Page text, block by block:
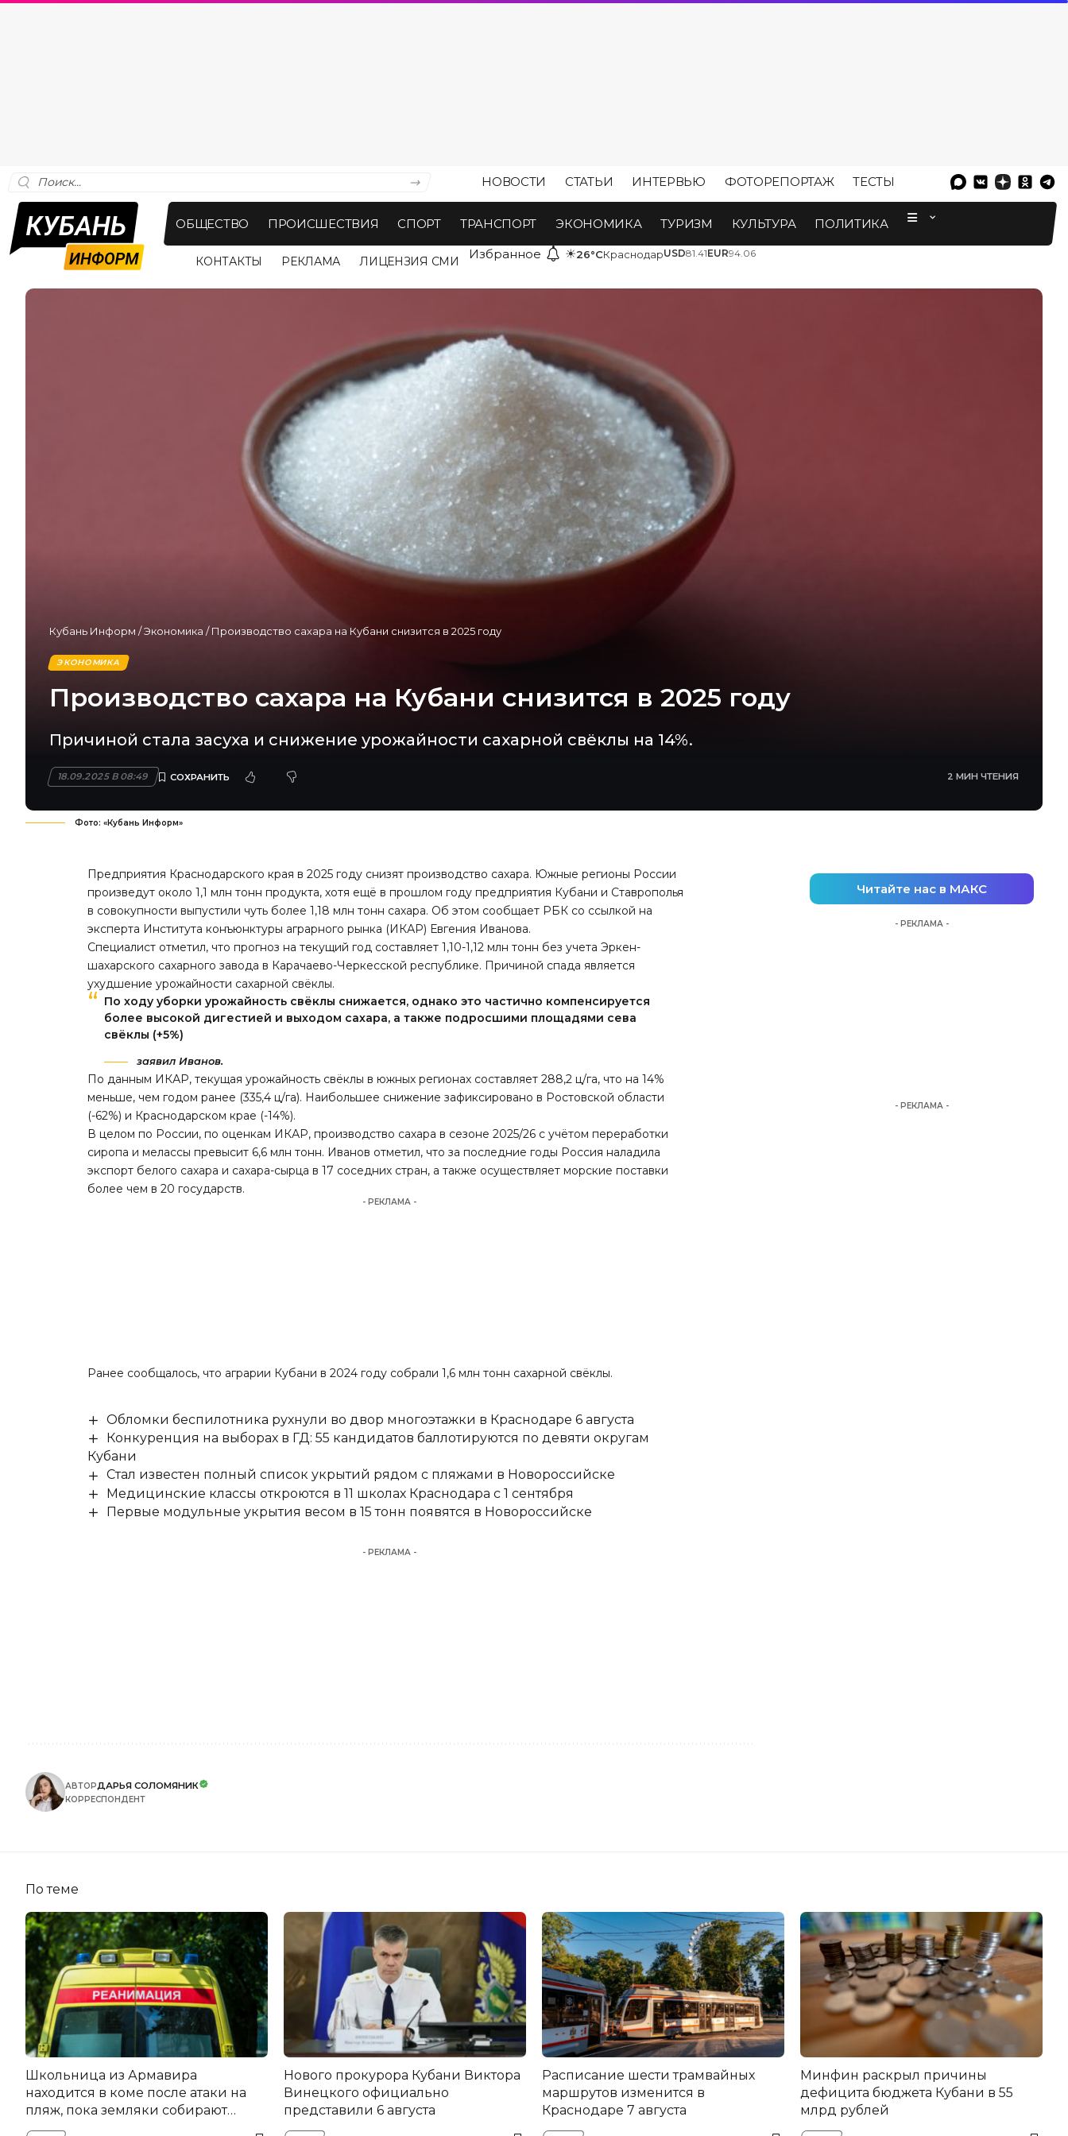
НОВОСТИ СТАТЬИ ИНТЕРВЬЮ ФОТОРЕПОРТАЖ ТЕСТЫ
ОБЩЕСТВО ПРОИСШЕСТВИЯ СПОРТ ТРАНСПОРТ ЭКОНОМИКА ТУРИЗМ КУЛЬТУРА ПОЛИТИКА
КОНТАКТЫ РЕКЛАМА ЛИЦЕНЗИЯ СМИ Избранное ☀26°CКраснодарUSD81.41EUR94.06
Кубань Информ /Экономика /Производство сахара на Кубани снизится в 2025 году
ЭКОНОМИКА
Производство сахара на Кубани снизится в 2025 году
Причиной стала засуха и снижение урожайности сахарной свёклы на 14%.
18.09.2025 В 08:49 2 МИН ЧТЕНИЯ
Фото: «Кубань Информ»
Предприятия Краснодарского края в 2025 году снизят производство сахара. Южные регионы России
произведут около 1,1 млн тонн продукта, хотя ещё в прошлом году предприятия Кубани и Ставрополья
в совокупности выпустили чуть более 1,18 млн тонн сахара. Об этом сообщает РБК со ссылкой на
эксперта Института конъюнктуры аграрного рынка (ИКАР) Евгения Иванова.
Специалист отметил, что прогноз на текущий год составляет 1,10-1,12 млн тонн без учета Эркен-
шахарского сахарного завода в Карачаево-Черкесской республике. Причиной спада является
ухудшение урожайности сахарной свёклы.
По ходу уборки урожайность свёклы снижается, однако это частично компенсируется
более высокой дигестией и выходом сахара, а также подросшими площадями сева
свёклы (+5%)
заявил Иванов.
По данным ИКАР, текущая урожайность свёклы в южных регионах составляет 288,2 ц/га, что на 14%
меньше, чем годом ранее (335,4 ц/га). Наибольшее снижение зафиксировано в Ростовской области
(-62%) и Краснодарском крае (-14%).
В целом по России, по оценкам ИКАР, производство сахара в сезоне 2025/26 с учётом переработки
сиропа и мелассы превысит 6,6 млн тонн. Иванов отметил, что за последние годы Россия наладила
экспорт белого сахара и сахара-сырца в 17 соседних стран, а также осуществляет морские поставки
более чем в 20 государств.
- РЕКЛАМА -
Ранее сообщалось, что аграрии Кубани в 2024 году собрали 1,6 млн тонн сахарной свёклы.
Обломки беспилотника рухнули во двор многоэтажки в Краснодаре 6 августа
Конкуренция на выборах в ГД: 55 кандидатов баллотируются по девяти округам
Кубани
Стал известен полный список укрытий рядом с пляжами в Новороссийске
Медицинские классы откроются в 11 школах Краснодара с 1 сентября
Первые модульные укрытия весом в 15 тонн появятся в Новороссийске
- РЕКЛАМА -
АВТОРДАРЬЯ СОЛОМЯНИК
КОРРЕСПОНДЕНТ
Читайте нас в МАКС
- РЕКЛАМА -
- РЕКЛАМА -
По теме
Школьница из Армавира
находится в коме после атаки на
пляж, пока земляки собирают
помощь
Нового прокурора Кубани Виктора
Винецкого официально
представили 6 августа
Расписание шести трамвайных
маршрутов изменится в
Краснодаре 7 августа
Минфин раскрыл причины
дефицита бюджета Кубани в 55
млрд рублей